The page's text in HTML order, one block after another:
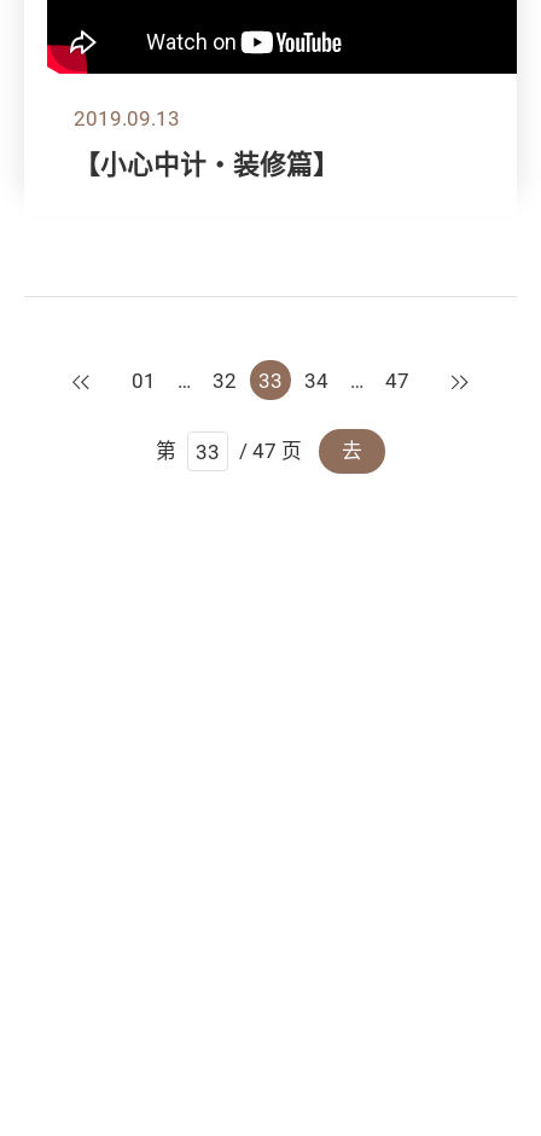
2019.09.13
【小心中计‧装修篇】
上一页
01 … 32 33 34 … 47 下一页
第 / 47 页 去